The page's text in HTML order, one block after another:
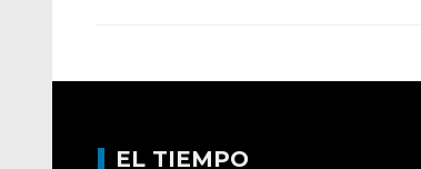
EL TIEMPO